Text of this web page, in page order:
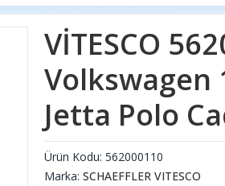
VİTESCO
Volkswagen
Jetta Polo
Ürün Kodu: 562000110
Marka: SCHAEFFLER VITESCO